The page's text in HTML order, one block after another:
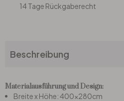
Bad
Flur
Schlafzimmer
Büro
14 Tage Rückgaberecht
Beschreibung
Materialausführung und Design:
Breite x Höhe: 400x280cm